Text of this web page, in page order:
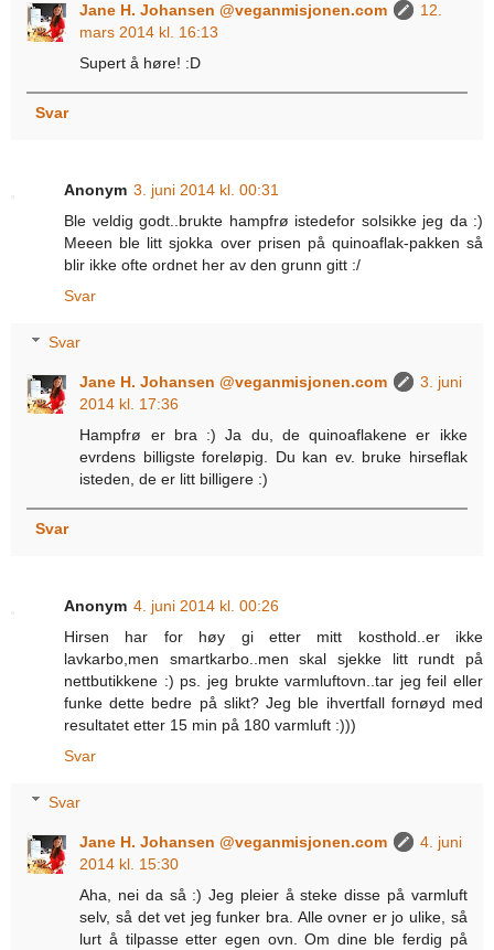
Jane H. Johansen @veganmisjonen.com
12.
mars 2014 kl. 16:13
Supert å høre! :D
Svar
Anonym 3. juni 2014 kl. 00:31
Ble veldig godt..brukte hampfrø istedefor solsikke jeg da :)
Meeen ble litt sjokka over prisen på quinoaflak-pakken så
blir ikke ofte ordnet her av den grunn gitt :/
Svar
Svar
Jane H. Johansen @veganmisjonen.com
3. juni
2014 kl. 17:36
Hampfrø er bra :) Ja du, de quinoaflakene er ikke
evrdens billigste foreløpig. Du kan ev. bruke hirseflak
isteden, de er litt billigere :)
Svar
Anonym 4. juni 2014 kl. 00:26
Hirsen har for høy gi etter mitt kosthold..er ikke
lavkarbo,men smartkarbo..men skal sjekke litt rundt på
nettbutikkene :) ps. jeg brukte varmluftovn..tar jeg feil eller
funke dette bedre på slikt? Jeg ble ihvertfall fornøyd med
resultatet etter 15 min på 180 varmluft :)))
Svar
Svar
Jane H. Johansen @veganmisjonen.com
4. juni
2014 kl. 15:30
Aha, nei da så :) Jeg pleier å steke disse på varmluft
selv, så det vet jeg funker bra. Alle ovner er jo ulike, så
lurt å tilpasse etter egen ovn. Om dine ble ferdig på